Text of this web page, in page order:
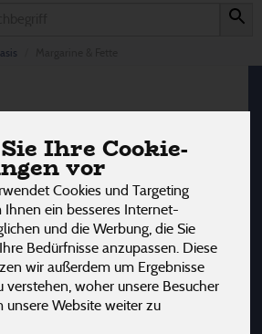
Ihre Cookie-
vor
Cookies und Targeting
Ihnen ein besseres Internet-
und die Werbung, die Sie
Bedürfnisse anzupassen. Diese
wir außerdem um Ergebnisse
verstehen, woher unsere Besucher
unsere Website weiter zu
& Fette
Ernährung